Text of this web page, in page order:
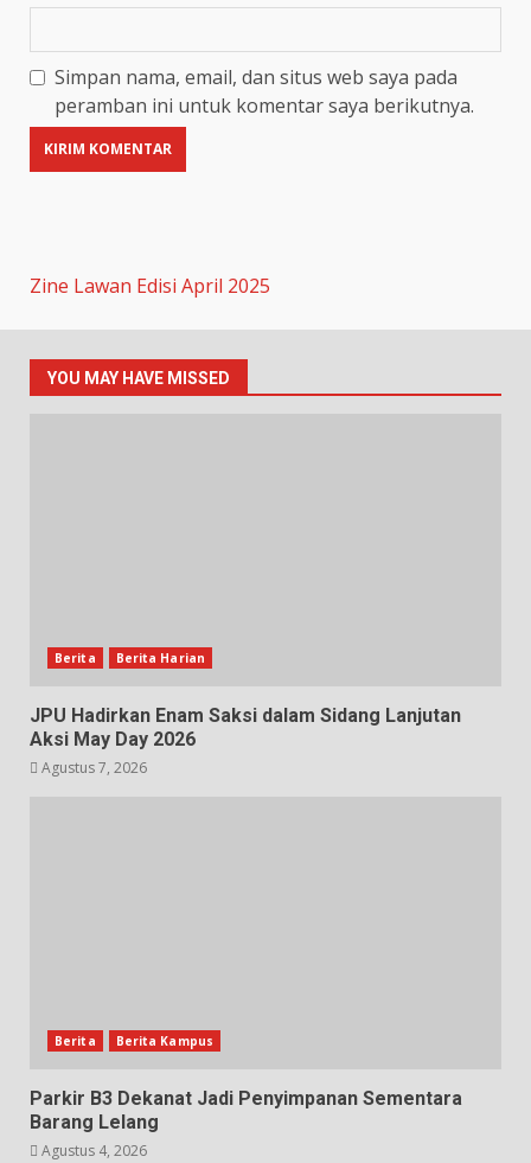
Simpan nama, email, dan situs web saya pada
peramban ini untuk komentar saya berikutnya.
Zine Lawan Edisi April 2025
YOU MAY HAVE MISSED
Berita Berita Harian
JPU Hadirkan Enam Saksi dalam Sidang Lanjutan
Aksi May Day 2026
Agustus 7, 2026
Berita Berita Kampus
Parkir B3 Dekanat Jadi Penyimpanan Sementara
Barang Lelang
Agustus 4, 2026